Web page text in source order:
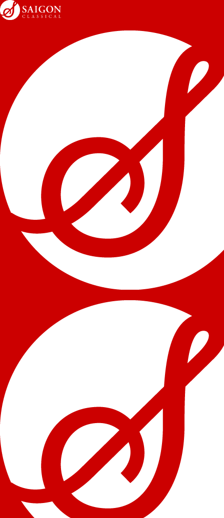
Nocturnal Whispers 19.10.2024) | Giới
thiệu tác phẩm
ENGLISH VERSION (PROGRAM NOTE) (PDF)
FRANZ SCHUBERT (1797-1828)
3 Klavierstücke, D. 946 No. 2 in E-Flat Major
(Ba khúc cho piano, D. 946 Số 2 giọng Mi giáng
trưởng)
Piano:Nhi Huỳnh
Ba khúc cho piano, D. 946
của Franz Schubert được sáng